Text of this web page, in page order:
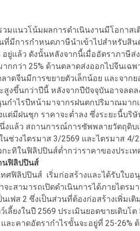
มแนวโน้มผลการดำเนินงานมีโอกาส
ที่มีการกำหนดภาษีนำเข้าไปสำหรับสิ
อยู่แล้ว ดังนั้นหลังจากนี้เมื่ออัตราภาษี
ากกว่า 25% ด้านตลาดส่งออกไปจีนเฉ
าดจีนมีการขยายตัวเล็กน้อย และจา
สูงขึ้นกว่าปีนี้ หลังจากปีปัจจุบันอาจลดล
กำไรปีหน้ามาจากรฝนตกปริมาณมาก
แต่มีฝนชุก ราคาจะต่ำลง ซึ่งระยะนี้บ
งแล้ว สถานการณ์การซัพพลายวัตถุดิบ
นช่วงไตรมาส 3/2569 และไตรมาส 4/
ะทิในฟิลิปปินส์ต่ำกว่าราคาของประเท
นฟิลิปปินส์
ทศฟิลิปปินส์ เริ่มก่อสร้างและได้รับใบ
ะสามารถเปิดดำเนินการได้ภายไตร
นเฟส 2 ซึ่งเป็นส่วนที่ต้องก่อสร้างเพิ่มเ
ลี้ยงในปี 2569 ประเมินยอดขายเติบโ
ละคาดอัตรากำไรขั้นจะอยู่ที่ 25-